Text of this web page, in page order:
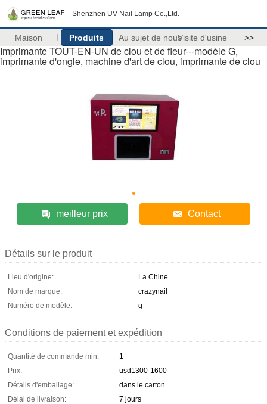
Shenzhen UV Nail Lamp Co.,Ltd.
Maison Produits Au sujet de nousVisite d'usine >>
Imprimante TOUT-EN-UN de clou et de fleur---modèle G,
imprimante d'ongle, machine d'art de clou, imprimante de clou
meilleur prix Contact
Détails sur le produit
Lieu d'origine:
La Chine
Nom de marque:
crazynail
Numéro de modèle:
g
Conditions de paiement et expédition
Quantité de commande min:
1
Prix:
usd1300-1600
Détails d'emballage:
dans le carton
Délai de livraison:
7 jours